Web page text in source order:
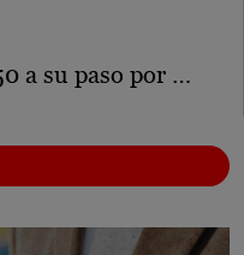
a su paso por …